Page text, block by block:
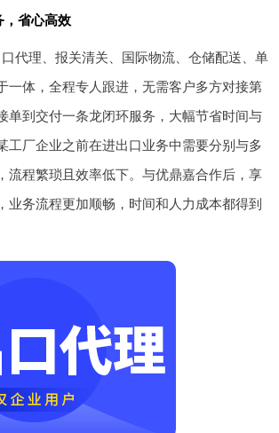
，省心高效
代理、报关清关、国际物流、仓储配送、单
一体，全程专人跟进，无需客户多方对接第
单到交付一条龙闭环服务，大幅节省时间与
工厂企业之前在进出口业务中需要分别与多
流程繁琐且效率低下。与优鼎嘉合作后，享
业务流程更加顺畅，时间和人力成本都得到